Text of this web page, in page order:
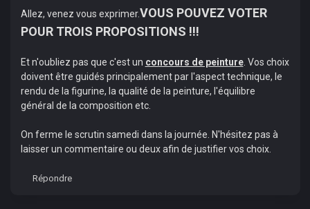
Allez, venez vous exprimer.VOUS POUVEZ VOTER
POUR TROIS PROPOSITIONS !!!
Et n'oubliez pas que c'est un concours de peinture. Vos choix
doivent être guidés principalement par l'aspect technique, le
rendu de la figurine, la qualité de la peinture, l'équilibre
général de la composition etc.
On ferme le scrutin samedi dans la journée. N'hésitez pas à
laisser un commentaire ou deux afin de justifier vos choix.
Répondre